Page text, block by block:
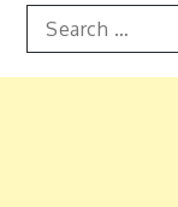
Search
for: